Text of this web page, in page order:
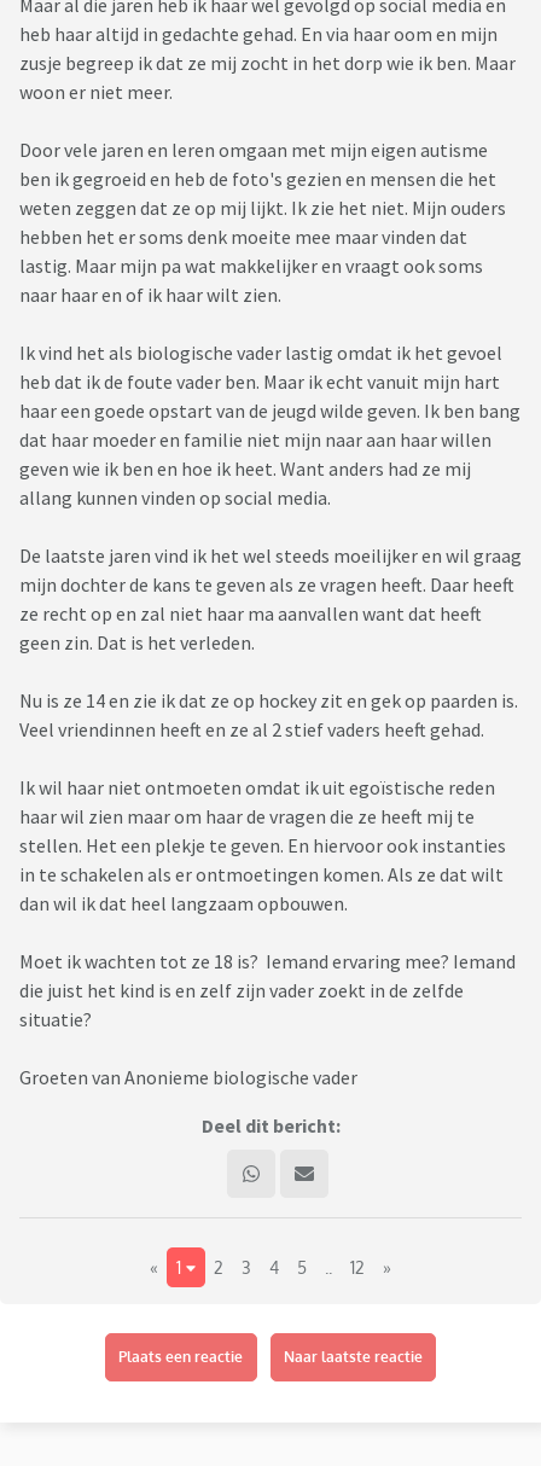
Maar al die jaren heb ik haar wel gevolgd op social media en
heb haar altijd in gedachte gehad. En via haar oom en mijn
zusje begreep ik dat ze mij zocht in het dorp wie ik ben. Maar
woon er niet meer.
Door vele jaren en leren omgaan met mijn eigen autisme
ben ik gegroeid en heb de foto's gezien en mensen die het
weten zeggen dat ze op mij lijkt. Ik zie het niet. Mijn ouders
hebben het er soms denk moeite mee maar vinden dat
lastig. Maar mijn pa wat makkelijker en vraagt ook soms
naar haar en of ik haar wilt zien.
Ik vind het als biologische vader lastig omdat ik het gevoel
heb dat ik de foute vader ben. Maar ik echt vanuit mijn hart
haar een goede opstart van de jeugd wilde geven. Ik ben bang
dat haar moeder en familie niet mijn naar aan haar willen
geven wie ik ben en hoe ik heet. Want anders had ze mij
allang kunnen vinden op social media.
De laatste jaren vind ik het wel steeds moeilijker en wil graag
mijn dochter de kans te geven als ze vragen heeft. Daar heeft
ze recht op en zal niet haar ma aanvallen want dat heeft
geen zin. Dat is het verleden.
Nu is ze 14 en zie ik dat ze op hockey zit en gek op paarden is.
Veel vriendinnen heeft en ze al 2 stief vaders heeft gehad.
Ik wil haar niet ontmoeten omdat ik uit egoïstische reden
haar wil zien maar om haar de vragen die ze heeft mij te
stellen. Het een plekje te geven. En hiervoor ook instanties
in te schakelen als er ontmoetingen komen. Als ze dat wilt
dan wil ik dat heel langzaam opbouwen.
Moet ik wachten tot ze 18 is? Iemand ervaring mee? Iemand
die juist het kind is en zelf zijn vader zoekt in de zelfde
situatie?
Groeten van Anonieme biologische vader
Deel dit bericht:
« 1 2 3 4 5 12 »
Plaats een reactie Naar laatste reactie